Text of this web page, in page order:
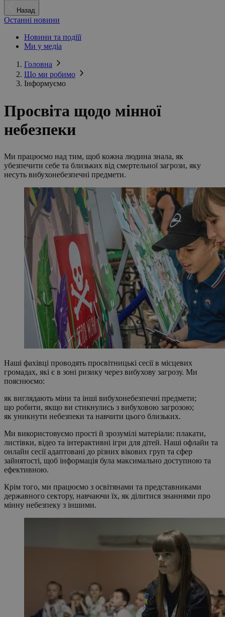
Назад
Останні новини
Новини та подіїї
Ми у медіа
Головна
Що ми робимо
Інформуємо
Просвіта щодо мінної
небезпеки
Ми працюємо над тим, щоб кожна людина знала, як
убезпечити себе та близьких від смертельної загрози, яку
несуть вибухонебезпечні предмети.
Наші фахівці проводять просвітницькі сесії в місцевих
громадах, які є в зоні ризику через вибухову загрозу. Ми
пояснюємо:
як виглядають міни та інші вибухонебезпечні предмети;
що робити, якщо ви стикнулись з вибуховою загрозою;
як уникнути небезпеки та навчити цього близьких.
Ми використовуємо прості й зрозумілі матеріали: плакати,
листівки, відео та інтерактивні ігри для дітей. Наші офлайн та
онлайн сесії адаптовані до різних вікових груп та сфер
зайнятості, щоб інформація була максимально доступною та
ефективною.
Крім того, ми працюємо з освітянами та представниками
державного сектору, навчаючи їх, як ділитися знаннями про
мінну небезпеку з іншими.